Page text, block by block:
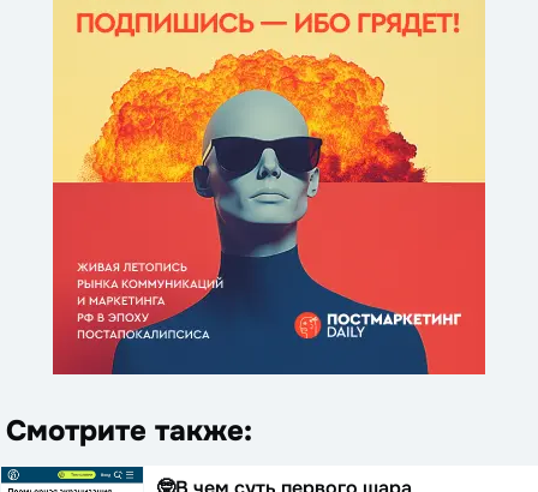
Смотрите также: